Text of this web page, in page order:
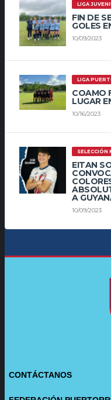
LIGA
FIN DE
GOLES
10/09/2023
LIGA
COAMO
LUGAR
10/16/2023
SELECCIÓN
EITAN
A
10/09/2023
CONTÁCTANOS